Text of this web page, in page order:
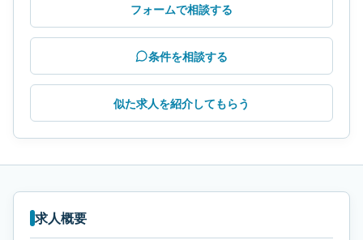
フォームで相談する
条件を相談する
似た求人を紹介してもらう
求人概要